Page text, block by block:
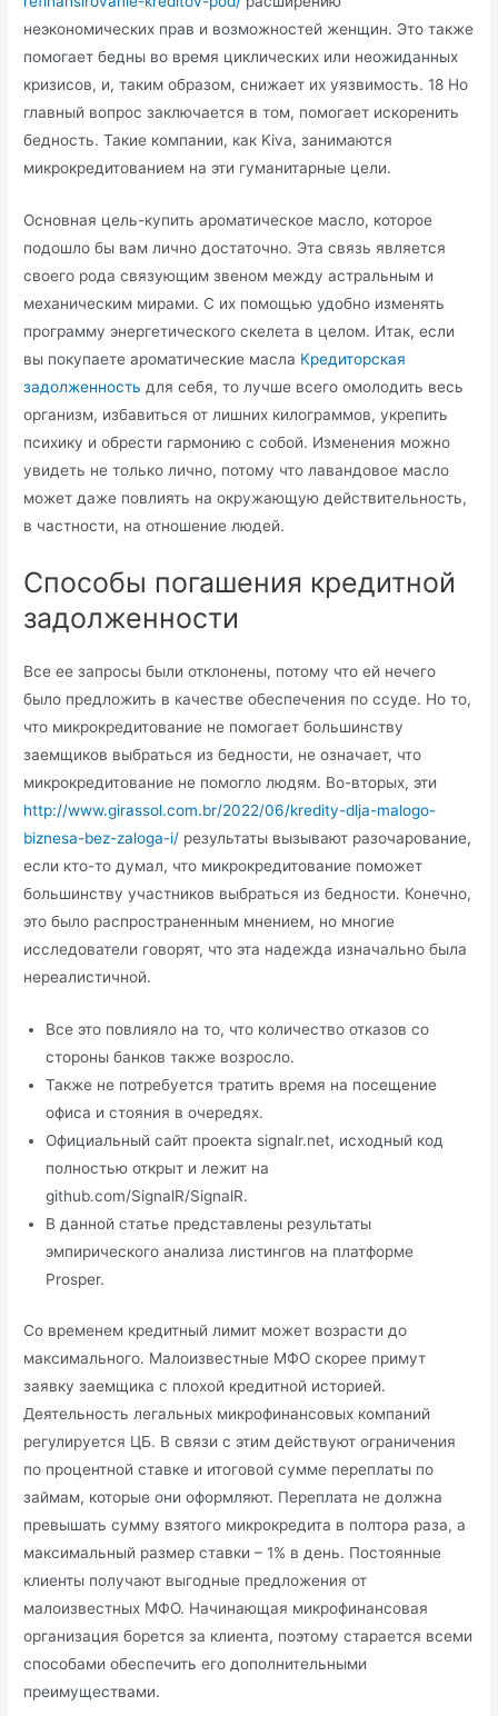
неэкономических прав и возможностей женщин. Это также
помогает бедны во время циклических или неожиданных
кризисов, и, таким образом, снижает их уязвимость. 18 Но
главный вопрос заключается в том, помогает искоренить
бедность. Такие компании, как Kiva, занимаются
микрокредитованием на эти гуманитарные цели.
Основная цель-купить ароматическое масло, которое
подошло бы вам лично достаточно. Эта связь является
своего рода связующим звеном между астральным и
механическим мирами. С их помощью удобно изменять
программу энергетического скелета в целом. Итак, если
вы покупаете ароматические масла Кредиторская
задолженность для себя, то лучше всего омолодить весь
организм, избавиться от лишних килограммов, укрепить
психику и обрести гармонию с собой. Изменения можно
увидеть не только лично, потому что лавандовое масло
может даже повлиять на окружающую действительность,
в частности, на отношение людей.
Способы погашения кредитной
задолженности
Все ее запросы были отклонены, потому что ей нечего
было предложить в качестве обеспечения по ссуде. Но то,
что микрокредитование не помогает большинству
заемщиков выбраться из бедности, не означает, что
микрокредитование не помогло людям. Во-вторых, эти
http://www.girassol.com.br/2022/06/kredity-dlja-malogo-
biznesa-bez-zaloga-i/ результаты вызывают разочарование,
если кто-то думал, что микрокредитование поможет
большинству участников выбраться из бедности. Конечно,
это было распространенным мнением, но многие
исследователи говорят, что эта надежда изначально была
нереалистичной.
Все это повлияло на то, что количество отказов со
стороны банков также возросло.
Также не потребуется тратить время на посещение
офиса и стояния в очередях.
Официальный сайт проекта signalr.net, исходный код
полностью открыт и лежит на
github.com/SignalR/SignalR.
В данной статье представлены результаты
эмпирического анализа листингов на платформе
Prosper.
Со временем кредитный лимит может возрасти до
максимального. Малоизвестные МФО скорее примут
заявку заемщика с плохой кредитной историей.
Деятельность легальных микрофинансовых компаний
регулируется ЦБ. В связи с этим действуют ограничения
по процентной ставке и итоговой сумме переплаты по
займам, которые они оформляют. Переплата не должна
превышать сумму взятого микрокредита в полтора раза, а
максимальный размер ставки – 1% в день. Постоянные
клиенты получают выгодные предложения от
малоизвестных МФО. Начинающая микрофинансовая
организация борется за клиента, поэтому старается всеми
способами обеспечить его дополнительными
преимуществами.